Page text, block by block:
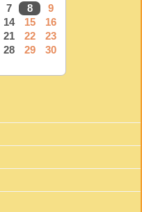
7 8
9
14 15
16
21 22
23
28 29
30